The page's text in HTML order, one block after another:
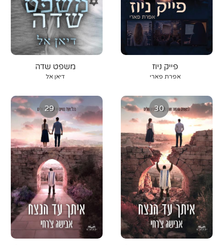
משפט שדה
דיאן אל
פייק ניוז
אפרת פארי
29 30